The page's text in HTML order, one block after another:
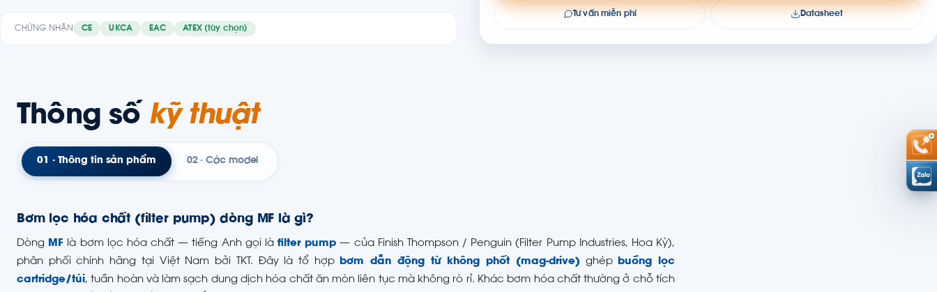
CHỨNG NHẬN CE UKCA EAC ATEX (tùy chọn)
Tư vấn miễn phí Datasheet
Thông số kỹ thuật
01 · Thông tin sản phẩm 02 · Các model
Bơm lọc hóa chất (filter pump) dòng MF là gì?
Dòng MF là bơm lọc hóa chất — tiếng Anh gọi làfilter pump — của Finish Thompson / Penguin (Filter Pump Industries, Hoa Kỳ),
phân phối chính hãng tại Việt Nam bởi TKT. Đây là tổ hợp bơm dẫn động từ không phốt (mag-drive)ghép buồng lọc
cartridge/túi, tuần hoàn và làm sạch dung dịch hóa chất ăn mòn liên tục mà không rò rỉ. Khác bơm hóa chất thường ở chỗ tích